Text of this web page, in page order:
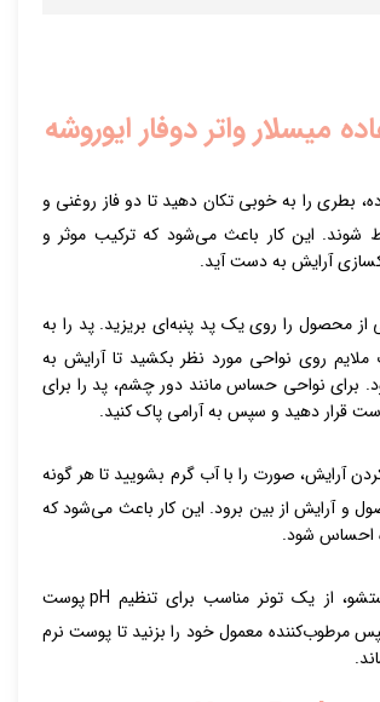
میسلار واتر دوفار ایوروشه
بطری را به خوبی تکان دهید تا دو فاز روغنی و
شوند. این کار باعث می‌شود که ترکیب موثر و
آرایش به دست آید.
از محصول را روی یک پد پنبه‌ای بریزید. پد را به
ملایم روی نواحی مورد نظر بکشید تا آرایش به
برای نواحی حساس مانند دور چشم، پد را برای
قرار دهید و سپس به آرامی پاک کنید.
آرایش، صورت را با آب گرم بشویید تا هر گونه
و آرایش از بین برود. این کار باعث می‌شود که
احساس شود.
پس از شستشو، از یک تونر مناسب برای تنظیم pH پوست
مرطوب‌کننده معمول خود را بزنید تا پوست نرم